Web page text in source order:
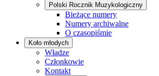
Polski Rocznik Muzykologiczny
Bieżące numery
Numery archiwalne
O czasopiśmie
Koło młodych
Władze
Członkowie
Kontakt